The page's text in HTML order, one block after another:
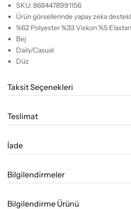
SKU: 8684478991156
Ürün görsellerinde yapay zeka
%62 Polyester %33 Viskon %5 Elastan
Bej
Daily/Casual
Düz
Taksit Seçenekleri
Teslimat
İade
Bilgilendirmeler
Bilgilendirme Ürünü